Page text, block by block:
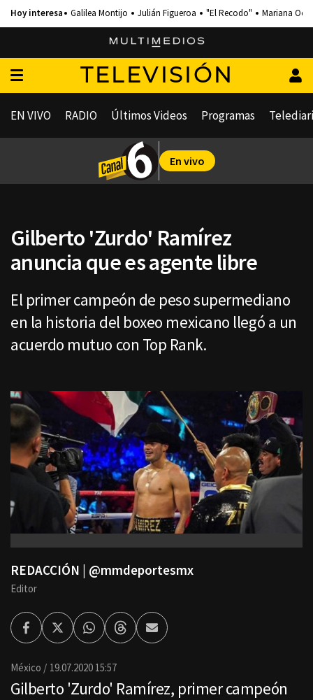
Galilea Montijo Julián Figueroa "El Recodo" Mariana
TELEVISIÓN
EN VIVO RADIO Últimos Videos Programas
En vivo
Gilberto 'Zurdo' Ramírez
anuncia que es agente libre
El primer campeón de peso supermediano
en la historia del boxeo mexicano llegó a un
acuerdo mutuo con Top Rank.
REDACCIÓN | @mmdeportesmx
Editor
FacebookTwitterWhatsappThreadsEnviar
por
México 19.07.2020 15:57
Gilberto 'Zurdo' Ramírez, primer campeón